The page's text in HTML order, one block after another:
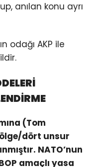
anılan konu ayrı
odağı AKP ile
(Tom
dört unsur
NATO’nun
amaçlı yasa